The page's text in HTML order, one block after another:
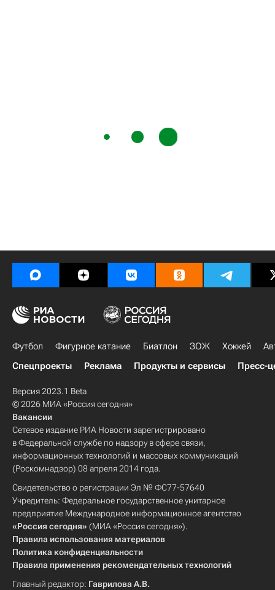
Футбол Фигурное катание Биатлон ЗОЖ Хоккей
Спецпроекты
Реклама Продукты и сервисы Пресс-
Версия 2023.1 Beta
© 2026 МИА «Россия сегодня»
Вакансии
Сетевое издание РИА Новости зарегистрировано
в Федеральной службе по надзору в сфере связи,
информационных технологий и массовых коммуникаций
(Роскомнадзор) 08 апреля 2014 года.
Свидетельство о регистрации Эл № ФС77-57640
Учредитель: Федеральное государственное унитарное
предприятие Международное информационное агентство
«Россия сегодня» (МИА «Россия сегодня»).
Правила использования материалов
Политика конфиденциальности
Правила применения рекомендательных технологий
Главный редактор: Гаврилова А.В.